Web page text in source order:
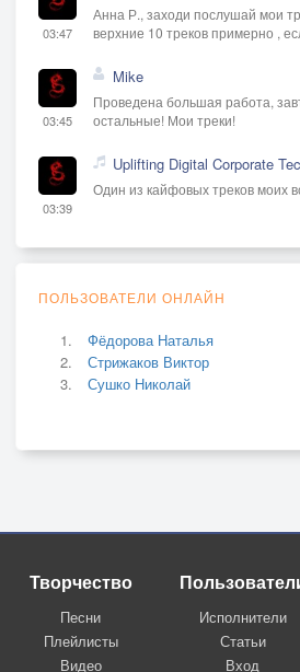
03:47
Анна Р., заходи послушай мои
верхние 10 треков примерно ,
03:45
Mike
Проведена большая работа,
остальные! Мои треки!
03:39
Uplifting Digital Corporate
Один из кайфовых треков моих
ПОЛЬЗОВАТЕЛИ ОНЛАЙН
Фёдорова Наталья
Стрижаков Виктор
Сушко Николай
Творчество
Песни
Плейлисты
Видео
Исполнители
Статьи
Вход